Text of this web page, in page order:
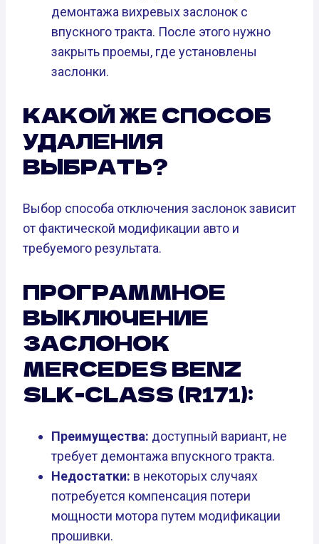
демонтажа вихревых заслонок с
впускного тракта. После этого нужно
закрыть проемы, где установлены
заслонки.
КАКОЙ ЖЕ СПОСОБ
УДАЛЕНИЯ
ВЫБРАТЬ?
Выбор способа отключения заслонок зависит
от фактической модификации авто и
требуемого результата.
ПРОГРАММНОЕ
ВЫКЛЮЧЕНИЕ
ЗАСЛОНОК
MERCEDES BENZ
SLK-CLASS (R171):
Преимущества: доступный вариант, не
требует демонтажа впускного тракта.
Недостатки: в некоторых случаях
потребуется компенсация потери
мощности мотора путем модификации
прошивки.